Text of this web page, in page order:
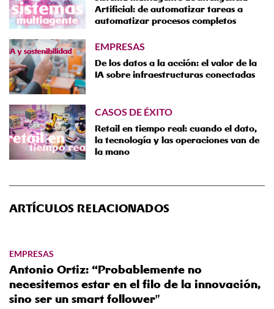
Artificial: de automatizar tareas a
automatizar procesos completos
EMPRESAS
De los datos a la acción: el valor de la
IA sobre infraestructuras conectadas
CASOS DE ÉXITO
Retail en tiempo real: cuando el dato,
la tecnología y las operaciones van de
la mano
ARTÍCULOS RELACIONADOS
EMPRESAS
Antonio Ortiz: “Probablemente no
necesitemos estar en el filo de la innovación,
sino ser un smart follower"